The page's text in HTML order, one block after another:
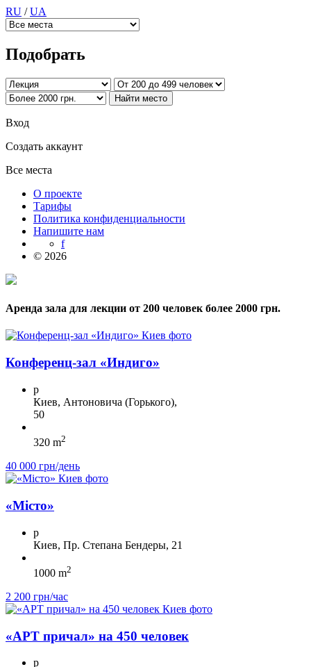
RU /UA
Подобрать
Вход
Создать аккаунт
Все места
О проекте
Тарифы
Политика конфиденциальности
Напишите нам
f
© 2026
Аренда зала для лекции от 200 человек более 2000 грн.
Конференц-зал «Индиго»
p
Киев, Антоновича (Горького),
50
320 m2
40 000 грн/день
«Місто»
p
Киев, Пр. Степана Бендеры, 21
1000 m2
2 200 грн/час
«АРТ причал» на 450 человек
p